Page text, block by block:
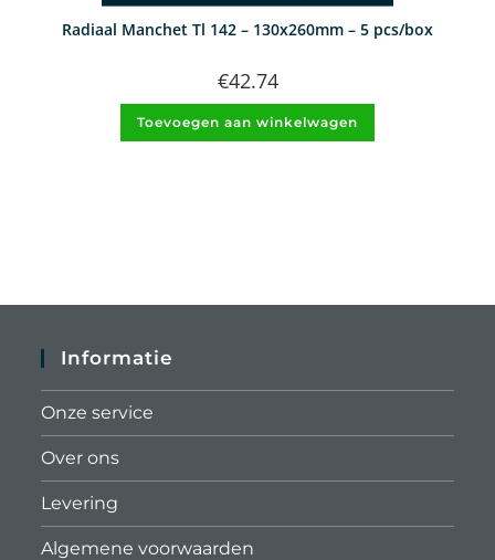
Radiaal Manchet Tl 142 – 130x260mm – 5 pcs/box
€42.74
Toevoegen aan winkelwagen
Informatie
Onze service
Over ons
Levering
Algemene voorwaarden